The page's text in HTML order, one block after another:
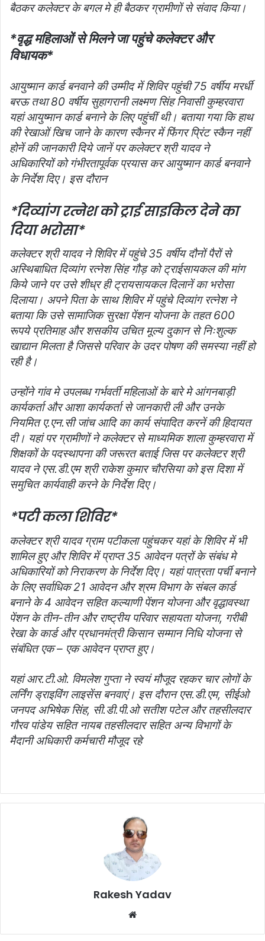
बैठकर कलेक्टर के बगल मे ही बैठकर ग्रामीणों से संवाद किया।
*वृद्ध महिलाओं से मिलने जा पहुंचे कलेक्टर और
विधायक*
आयुष्मान कार्ड बनवाने की उम्मीद में शिविर पहुंची 75 वर्षीय मरर्धी
बरऊ तथा 80 वर्षीय सुहागरानी लक्ष्मण सिंह निवासी कुम्हरवारा
यहां आयुष्मान कार्ड बनाने के लिए पहुंचीं थी। बताया गया कि हाथ
की रेखाओं खिच जाने के कारण स्कैनर में फिंगर प्रिंट स्कैन नहीं
होनें की जानकारी दिये जानें पर कलेक्टर श्री यादव ने
अधिकारियों को गंभीरतापूर्वक प्रयास कर आयुष्मान कार्ड बनवाने
के निर्देश दिए। इस दौरान
*दिव्यांग रत्नेश को ट्राई साइकिल देने का
दिया भरोसा*
कलेक्टर श्री यादव ने शिविर में पहुंचे 35 वर्षीय दौनों पैरों से
अस्थिबाधित दिव्यांग रत्नेश सिंह गौड़ को ट्राईसायकल की मांग
किये जाने पर उसे शीध्र ही ट्रायसायकल दिलानें का भरोसा
दिलाया। अपने पिता के साथ शिविर में पहुंचे दिव्यांग रत्नेश ने
बताया कि उसे सामाजिक सुरक्षा पेंशन योजना के तहत 600
रूपये प्रतिमाह और शसकीय उचित मूल्य दुकान से निःशुल्क
खाद्यान मिलता है जिससे परिवार के उदर पोषण की समस्या नहीं हो
रही है।
उन्होंने गांव मे उपलब्ध गर्भवर्ती महिलाओं के बारे मे आंगनबाड़ी
कार्यकर्ता और आशा कार्यकर्ता से जानकारी ली और उनके
नियमित ए.एन.सी जांच आदि का कार्य संपादित करनें की हिदायत
दी। यहां पर ग्रामीणों ने कलेक्टर से माध्यमिक शाला कुम्हरवारा में
शिक्षकों के पदस्थापना की जरूरत बताई जिस पर कलेक्टर श्री
यादव ने एस.डी.एम श्री राकेश कुमार चौरसिया को इस दिशा में
समुचित कार्यवाही करने के निर्देश दिए।
*पटी कला शिविर*
कलेक्टर श्री यादव ग्राम पटीकला पहुंचकर यहां के शिविर में भी
शामिल हुए और शिविर में प्राप्त 35 आवेदन पत्रों के संबंध मे
अधिकारियों को निराकरण के निर्देश दिए। यहां पात्रता पर्ची बनाने
के लिए सर्वाधिक 21 आवेदन और श्रम विभाग के संबल कार्ड
बनाने के 4 आवेदन सहित कल्याणी पेंशन योजना और वृद्धावस्था
पेंशन के तीन-तीन और राष्ट्रीय परिवार सहायता योजना, गरीबी
रेखा के कार्ड और प्रधानमंत्री किसान सम्मान निधि योजना से
संबंधित एक – एक आवेदन प्राप्त हुए।
यहां आर.टी.ओ. विमलेश गुप्ता ने स्वयं मौजूद रहकर चार लोगों के
लर्निंग ड्राइविंग लाइसेंस बनवाएं। इस दौरान एस.डी.एम, सीईओ
जनपद अभिषेक सिंह, सी.डी.पी.ओ सतीश पटेल और तहसीलदार
गौरव पांडेय सहित नायब तहसीलदार सहित अन्य विभागों के
मैदानी अधिकारी कर्मचारी मौजूद रहे
Rakesh Yadav